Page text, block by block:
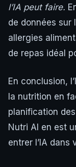
l’IA peut faire.
de données sur
allergies
de repas idéal
En conclusion,
la nutrition en
planification
Nutri AI en est
entrer l’IA dans